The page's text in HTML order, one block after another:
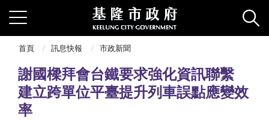
首頁 訊息快報 市政新聞
謝國樑拜會台鐵要求強化資訊聯繫
建立跨單位平臺提升列車誤點應變效
率